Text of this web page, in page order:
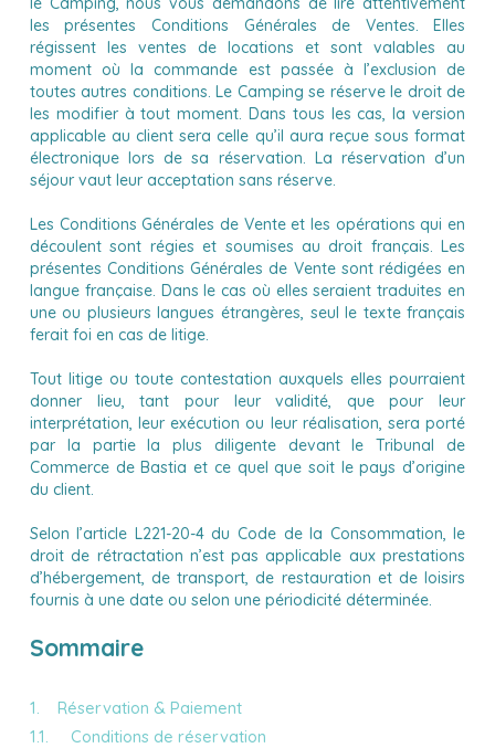
les présentes Conditions Générales de Ventes. Elles
régissent les ventes de locations et sont valables au
moment où la commande est passée à l’exclusion de
toutes autres conditions. Le Camping se réserve le droit de
les modifier à tout moment. Dans tous les cas, la version
applicable au client sera celle qu’il aura reçue sous format
électronique lors de sa réservation. La réservation d’un
séjour vaut leur acceptation sans réserve.
Les Conditions Générales de Vente et les opérations qui en
découlent sont régies et soumises au droit français. Les
présentes Conditions Générales de Vente sont rédigées en
langue française. Dans le cas où elles seraient traduites en
une ou plusieurs langues étrangères, seul le texte français
ferait foi en cas de litige.
Tout litige ou toute contestation auxquels elles pourraient
donner lieu, tant pour leur validité, que pour leur
interprétation, leur exécution ou leur réalisation, sera porté
par la partie la plus diligente devant le Tribunal de
Commerce de Bastia et ce quel que soit le pays d’origine
du client.
Selon l’article L221-20-4 du Code de la Consommation, le
droit de rétractation n’est pas applicable aux prestations
d’hébergement, de transport, de restauration et de loisirs
fournis à une date ou selon une périodicité déterminée.
Sommaire
1. Réservation & Paiement
1.1. Conditions de réservation